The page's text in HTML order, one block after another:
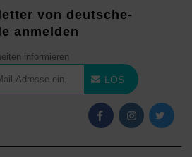
von deutsche-
anmelden
informieren
LOS